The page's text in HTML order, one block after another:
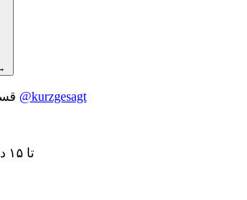
@kurzgesagt
۸ تا ۱۵ دقیقه برای هر ویدیو